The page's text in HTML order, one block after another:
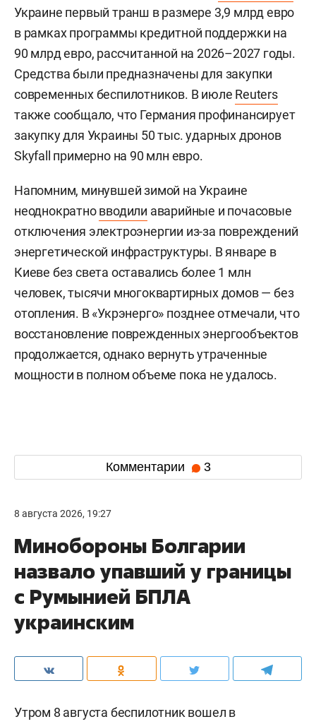
Украине первый транш в размере 3,9 млрд евро
в рамках программы кредитной поддержки на
90 млрд евро, рассчитанной на 2026–2027 годы.
Средства были предназначены для закупки
современных беспилотников. В июле Reuters
также сообщало, что Германия профинансирует
закупку для Украины 50 тыс. ударных дронов
Skyfall примерно на 90 млн евро.
Напомним, минувшей зимой на Украине
неоднократновводили аварийные и почасовые
отключения электроэнергии из-за повреждений
энергетической инфраструктуры. В январе в
Киеве без света оставались более 1 млн
человек, тысячи многоквартирных домов — без
отопления. В «Укрэнерго» позднее отмечали, что
восстановление поврежденных энергообъектов
продолжается, однако вернуть утраченные
мощности в полном объеме пока не удалось.
Комментарии 3
8 августа 2026, 19:27
Минобороны Болгарии
назвало упавший у границы
с Румынией БПЛА
украинским
Утром 8 августа беспилотник вошел в